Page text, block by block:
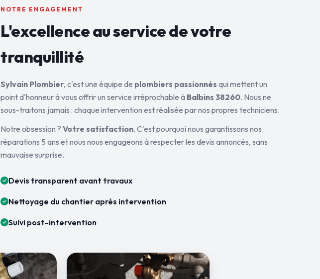
NOTRE ENGAGEMENT
L'excellence au service devotre
tranquillité
Sylvain Plombier, c'est une équipe de plombiers passionnés qui mettent un
point d'honneur à vous offrir un service irréprochable à Balbins 38260. Nous ne
sous-traitons jamais : chaque intervention est réalisée par nos propres techniciens.
Notre obsession ? Votre satisfaction. C'est pourquoi nous garantissons nos
réparations 5 ans et nous nous engageons à respecter les devis annoncés, sans
mauvaise surprise.
Devis transparent avant travaux
Nettoyage du chantier après intervention
Suivi post-intervention